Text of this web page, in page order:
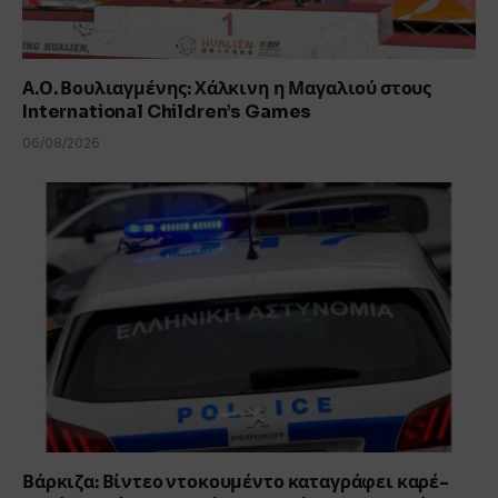
Α.Ο. Βουλιαγμένης: Χάλκινη η Μαγαλιού στους
International Children’s Games
06/08/2026
Βάρκιζα: Βίντεο ντοκουμέντο καταγράφει καρέ-